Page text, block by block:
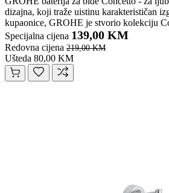
dizajna, koji traže uistinu karakterističan
kupaonice, GROHE je stvorio kolekciju
Specijalna cijena 139,00 KM
Redovna cijena 219,00 KM
Ušteda 80,00 KM